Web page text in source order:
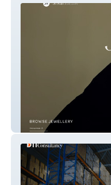
JESUISJEWELLERY